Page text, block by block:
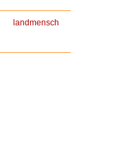
landmensch